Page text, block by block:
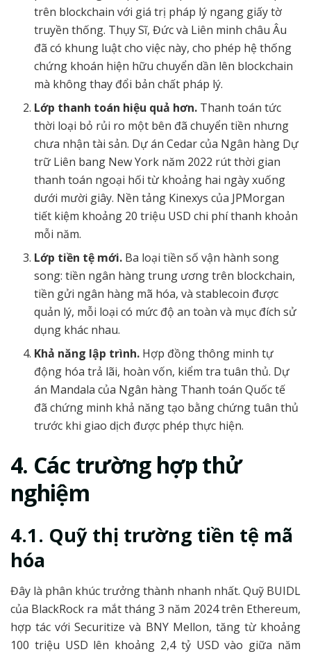
trên blockchain với giá trị pháp lý ngang giấy tờ
truyền thống. Thụy Sĩ, Đức và Liên minh châu Âu
đã có khung luật cho việc này, cho phép hệ thống
chứng khoán hiện hữu chuyển dần lên blockchain
mà không thay đổi bản chất pháp lý.
Lớp thanh toán hiệu quả hơn. Thanh toán tức
thời loại bỏ rủi ro một bên đã chuyển tiền nhưng
chưa nhận tài sản. Dự án Cedar của Ngân hàng Dự
trữ Liên bang New York năm 2022 rút thời gian
thanh toán ngoại hối từ khoảng hai ngày xuống
dưới mười giây. Nền tảng Kinexys của JPMorgan
tiết kiệm khoảng 20 triệu USD chi phí thanh khoản
mỗi năm.
Lớp tiền tệ mới. Ba loại tiền số vận hành song
song: tiền ngân hàng trung ương trên blockchain,
tiền gửi ngân hàng mã hóa, và stablecoin được
quản lý, mỗi loại có mức độ an toàn và mục đích sử
dụng khác nhau.
Khả năng lập trình. Hợp đồng thông minh tự
động hóa trả lãi, hoàn vốn, kiểm tra tuân thủ. Dự
án Mandala của Ngân hàng Thanh toán Quốc tế
đã chứng minh khả năng tạo bằng chứng tuân thủ
trước khi giao dịch được phép thực hiện.
4. Các trường hợp thử
nghiệm
4.1. Quỹ thị trường tiền tệ mã
hóa
Đây là phân khúc trưởng thành nhanh nhất. Quỹ BUIDL
của BlackRock ra mắt tháng 3 năm 2024 trên Ethereum,
hợp tác với Securitize và BNY Mellon, tăng từ khoảng
100 triệu USD lên khoảng 2,4 tỷ USD vào giữa năm